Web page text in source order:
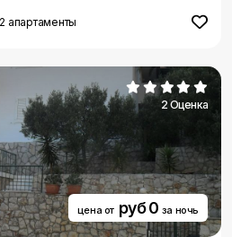
апартаменты
2 Оценка
цена от руб 0 за ночь